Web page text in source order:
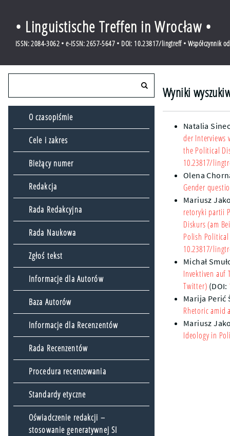
• Linguistische Treffen in Wrocław •
ISSN: 2084-3062 • e-ISSN: 2657-5647 • DOI: 10.23817/lingtreff • Współczynnik
O czasopiśmie
Cele i zakres
Bieżący numer
Redakcja
Rada Redakcyjna
Rada Naukowa
Zgłoś tekst
Informacje dla Autorów
Baza Autorów
Informacje dla Recenzentów
Rada Recenzentów
Procedura recenzowania
Standardy etyczne
Oświadczenie redakcji –
stosowanie generatywnej SI
Wyniki
Natalia
der Interviews
the Political
10.23817/
Olena
Gender
Mariusz
retoryki partii
Diskurs (am
Polish
10.23817/
Michał
Invektiven auf
Twitter) (DOI:
Marija Perić
Rhetoric amid
Mariusz
Ideology in